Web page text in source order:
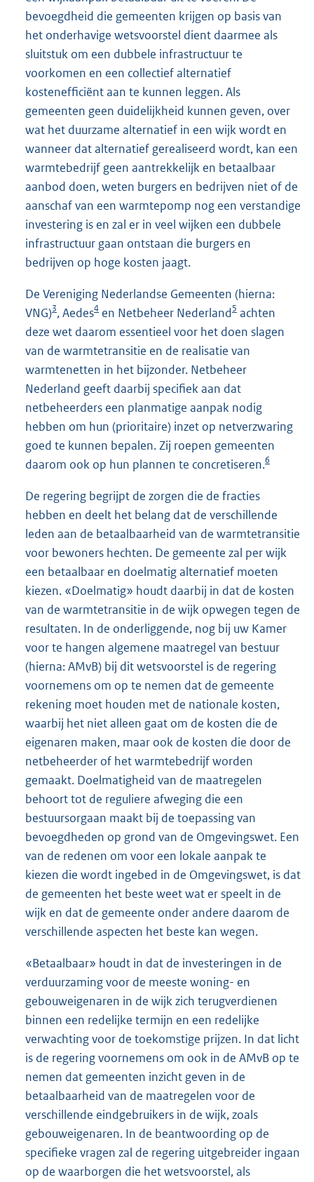
bevoegdheid die gemeenten krijgen op basis van
het onderhavige wetsvoorstel dient daarmee als
sluitstuk om een dubbele infrastructuur te
voorkomen en een collectief alternatief
kostenefficiënt aan te kunnen leggen. Als
gemeenten geen duidelijkheid kunnen geven, over
wat het duurzame alternatief in een wijk wordt en
wanneer dat alternatief gerealiseerd wordt, kan een
warmtebedrijf geen aantrekkelijk en betaalbaar
aanbod doen, weten burgers en bedrijven niet of de
aanschaf van een warmtepomp nog een verstandige
investering is en zal er in veel wijken een dubbele
infrastructuur gaan ontstaan die burgers en
bedrijven op hoge kosten jaagt.
De Vereniging Nederlandse Gemeenten (hierna:
VNG)3, Aedes4 en Netbeheer Nederland5 achten
deze wet daarom essentieel voor het doen slagen
van de warmtetransitie en de realisatie van
warmtenetten in het bijzonder. Netbeheer
Nederland geeft daarbij specifiek aan dat
netbeheerders een planmatige aanpak nodig
hebben om hun (prioritaire) inzet op netverzwaring
goed te kunnen bepalen. Zij roepen gemeenten
daarom ook op hun plannen te concretiseren.6
De regering begrijpt de zorgen die de fracties
hebben en deelt het belang dat de verschillende
leden aan de betaalbaarheid van de warmtetransitie
voor bewoners hechten. De gemeente zal per wijk
een betaalbaar en doelmatig alternatief moeten
kiezen. «Doelmatig» houdt daarbij in dat de kosten
van de warmtetransitie in de wijk opwegen tegen de
resultaten. In de onderliggende, nog bij uw Kamer
voor te hangen algemene maatregel van bestuur
(hierna: AMvB) bij dit wetsvoorstel is de regering
voornemens om op te nemen dat de gemeente
rekening moet houden met de nationale kosten,
waarbij het niet alleen gaat om de kosten die de
eigenaren maken, maar ook de kosten die door de
netbeheerder of het warmtebedrijf worden
gemaakt. Doelmatigheid van de maatregelen
behoort tot de reguliere afweging die een
bestuursorgaan maakt bij de toepassing van
bevoegdheden op grond van de Omgevingswet. Een
van de redenen om voor een lokale aanpak te
kiezen die wordt ingebed in de Omgevingswet, is dat
de gemeenten het beste weet wat er speelt in de
wijk en dat de gemeente onder andere daarom de
verschillende aspecten het beste kan wegen.
«Betaalbaar» houdt in dat de investeringen in de
verduurzaming voor de meeste woning- en
gebouweigenaren in de wijk zich terugverdienen
binnen een redelijke termijn en een redelijke
verwachting voor de toekomstige prijzen. In dat licht
is de regering voornemens om ook in de AMvB op te
nemen dat gemeenten inzicht geven in de
betaalbaarheid van de maatregelen voor de
verschillende eindgebruikers in de wijk, zoals
gebouweigenaren. In de beantwoording op de
specifieke vragen zal de regering uitgebreider ingaan
op de waarborgen die het wetsvoorstel, als